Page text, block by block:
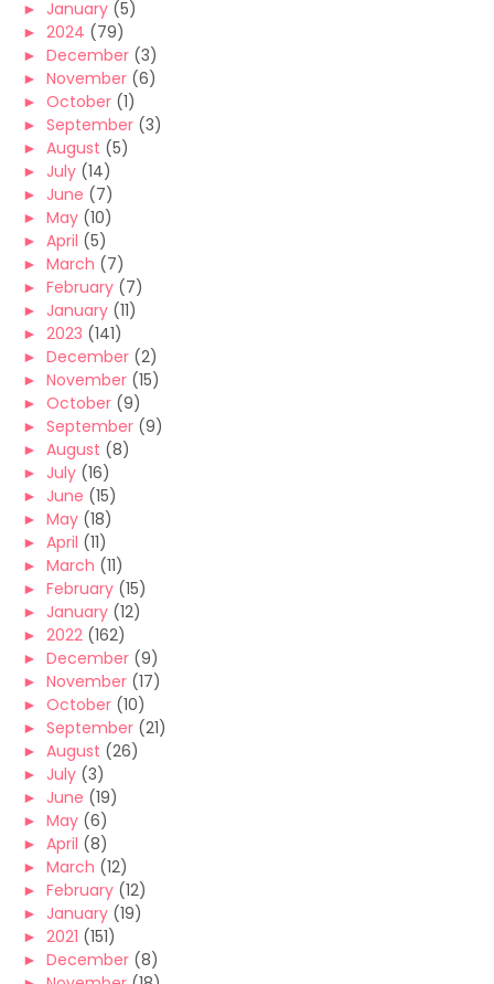
► January (5)
► 2024 (79)
► December (3)
► November (6)
► October (1)
► September (3)
► August (5)
► July (14)
► June (7)
► May (10)
► April (5)
► March (7)
► February (7)
► January (11)
► 2023 (141)
► December (2)
► November (15)
► October (9)
► September (9)
► August (8)
► July (16)
► June (15)
► May (18)
► April (11)
► March (11)
► February (15)
► January (12)
► 2022 (162)
► December (9)
► November (17)
► October (10)
► September (21)
► August (26)
► July (3)
► June (19)
► May (6)
► April (8)
► March (12)
► February (12)
► January (19)
► 2021 (151)
► December (8)